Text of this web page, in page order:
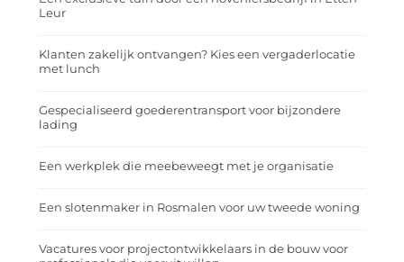
Leur
Klanten zakelijk ontvangen? Kies een vergaderlocatie
met lunch
Gespecialiseerd goederentransport voor bijzondere
lading
Een werkplek die meebeweegt met je organisatie
Een slotenmaker in Rosmalen voor uw tweede woning
Vacatures voor projectontwikkelaars in de bouw voor